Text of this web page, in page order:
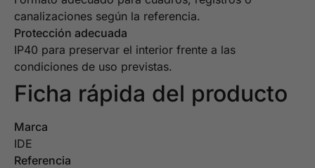
canalizaciones según la referencia.
Protección adecuada
IP40 para preservar el interior frente a las
condiciones de uso previstas.
Ficha rápida del producto
Marca
IDE
Referencia